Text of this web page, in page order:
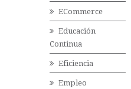
ECommerce
Educación
Continua
Eficiencia
Empleo